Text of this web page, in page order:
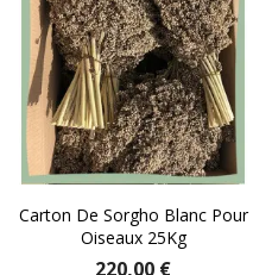
Carton De Sorgho Blanc Pour
Oiseaux 25Kg
220,00 €